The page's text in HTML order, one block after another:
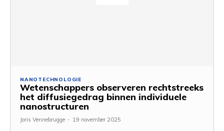
NANOTECHNOLOGIE
Wetenschappers observeren rechtstreeks
het diffusiegedrag binnen individuele
nanostructuren
Joris Vennebrugge - 19 november 2025